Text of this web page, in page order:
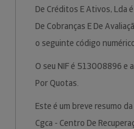
De Créditos E Ativos, Lda
De Cobranças E De
o seguinte código
O seu NIF é 513008896 e
Por Quotas.
Este é um breve resumo
Cgca - Centro De